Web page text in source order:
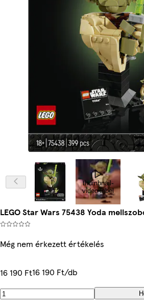
thumbnail-
video-label
LEGO Star Wars 75438 Yoda
Még nem érkezett értékelés
16 190 Ft16 190 Ft/db